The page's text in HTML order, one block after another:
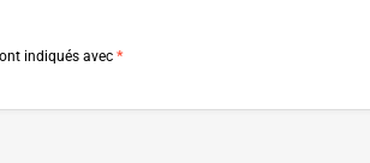
indiqués avec *